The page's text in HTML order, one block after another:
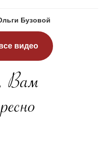
Бузовой
видео
Вам